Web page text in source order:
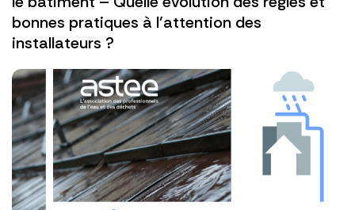
bonnes pratiques à l’attention des
installateurs ?